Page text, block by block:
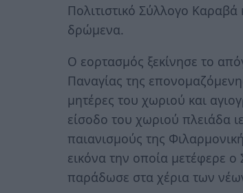
Πολιτιστικό Σύλλογο Καραβά
δρώμενα.
Ο εορτασμός ξεκίνησε το
Παναγίας της
μητέρες του χωριού και
είσοδο του χωριού πλειάδα
παιανισμούς της
εικόνα την οποία μετέφερε
παράδωσε στα χέρια των